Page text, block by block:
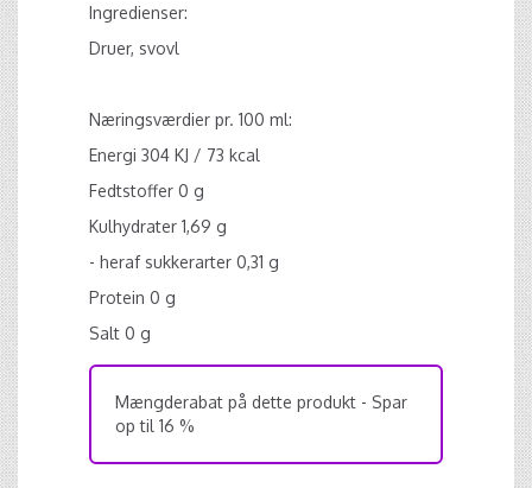
Ingredienser:
Druer, svovl
Næringsværdier pr. 100 ml:
Energi 304 KJ / 73 kcal
Fedtstoffer 0 g
Kulhydrater 1,69 g
- heraf sukkerarter 0,31 g
Protein 0 g
Salt 0 g
Mængderabat på dette produkt - Spar
op til 16 %